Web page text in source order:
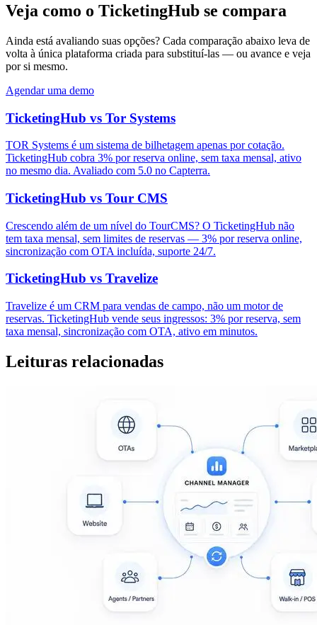
Veja como o TicketingHub se compara
Ainda está avaliando suas opções? Cada comparação abaixo leva de
volta à única plataforma criada para substituí-las — ou avance e veja
por si mesmo.
Agendar uma demo
TicketingHub vs Tor Systems
TOR Systems é um sistema de bilhetagem apenas por cotação.
TicketingHub cobra 3% por reserva online, sem taxa mensal, ativo
no mesmo dia. Avaliado com 5.0 no Capterra.
TicketingHub vs Tour CMS
Crescendo além de um nível do TourCMS? O TicketingHub não
tem taxa mensal, sem limites de reservas — 3% por reserva online,
sincronização com OTA incluída, suporte 24/7.
TicketingHub vs Travelize
Travelize é um CRM para vendas de campo, não um motor de
reservas. TicketingHub vende seus ingressos: 3% por reserva, sem
taxa mensal, sincronização com OTA, ativo em minutos.
Leituras relacionadas